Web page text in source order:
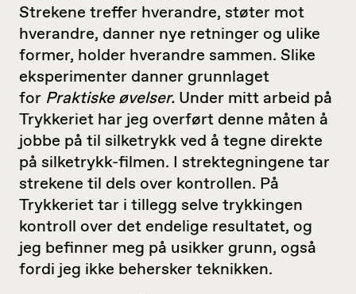
Strekene treffer hverandre, støter mot
hverandre, danner nye retninger og ulike
former, holder hverandre sammen. Slike
eksperimenter danner grunnlaget
for Praktiske øvelser. Under mitt arbeid på
Trykkeriet har jeg overført denne måten å
jobbe på til silketrykk ved å tegne direkte
på silketrykk-filmen. I strektegningene tar
strekene til dels over kontrollen. På
Trykkeriet tar i tillegg selve trykkingen
kontroll over det endelige resultatet, og
jeg befinner meg på usikker grunn, også
fordi jeg ikke behersker teknikken.